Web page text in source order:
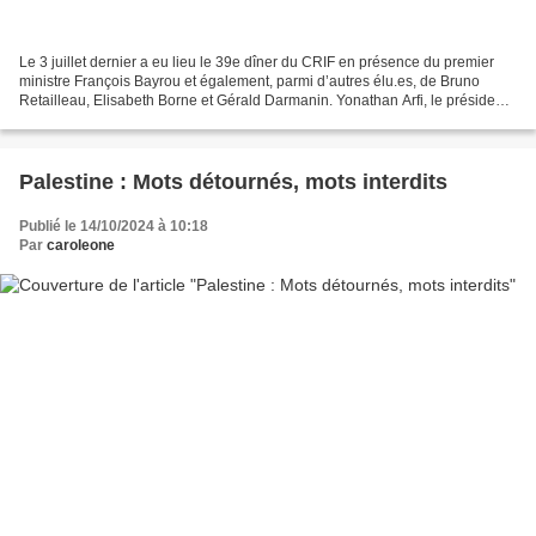
Le 3 juillet dernier a eu lieu le 39e dîner du CRIF en présence du premier
ministre François Bayrou et également, parmi d’autres élu.es, de Bruno
Retailleau, Elisabeth Borne et Gérald Darmanin. Yonathan Arfi, le président
Palestine : Mots détournés, mots interdits
Publié le 14/10/2024 à 10:18
Par caroleone